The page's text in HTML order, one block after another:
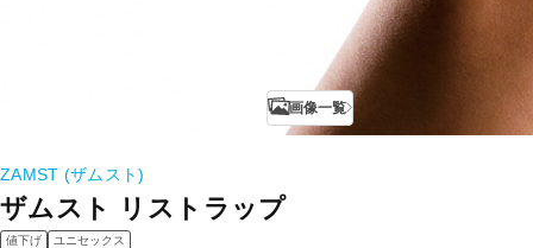
画像一覧
ZAMST (ザムスト)
ザムスト リストラップ
値下げ ユニセックス